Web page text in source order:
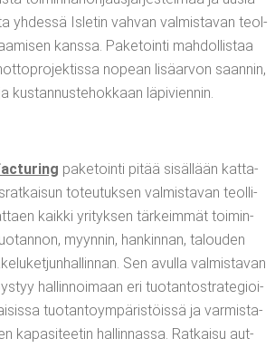
yhdes­sä Isle­tin vah­van val­mis­ta­van teol­
kans­sa. Pake­toin­ti mah­dol­lis­taa
nopean lisä­ar­von saan­nin,
kus­tan­nus­te­hok­kaan läpiviennin.
pake­toin­ti pitää sisäl­lään kat­ta­
toteu­tuk­sen val­mis­ta­van teol­li­
kaik­ki yri­tyk­sen tär­keim­mät toi­min­
myyn­nin, han­kin­nan, talou­den
Sen avul­la val­mis­ta­van
hal­lin­noi­maan eri tuo­tan­to­stra­te­gioi­
tuo­tan­to­ym­pä­ris­töis­sä ja var­mis­ta­
kapa­si­tee­tin hal­lin­nas­sa. Rat­kai­su aut­